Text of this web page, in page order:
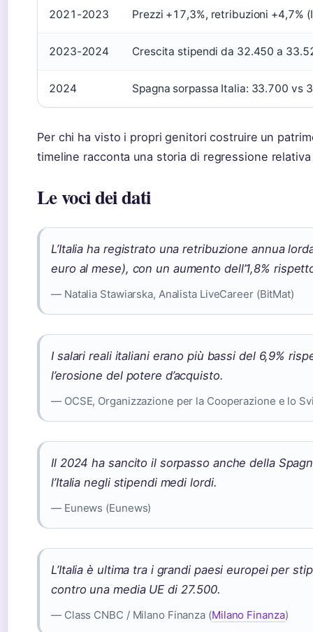
2021-2023 Prezzi +17,3%, retribuzioni +4,7%
2023-2024 Crescita stipendi da 32.450 a
2024 Spagna sorpassa Italia: 33.700 vs
Per chi ha visto i propri genitori costruire un
timeline racconta una storia di regressione
Le voci dei dati
L’Italia ha registrato una retribuzione annua
euro al mese), con un aumento dell’1,8%
— Natalia Stawiarska, Analista LiveCareer (BitMat)
I salari reali italiani erano più bassi del 6,9%
l’erosione del potere d’acquisto.
— OCSE, Organizzazione per la Cooperazione e lo
Il 2024 ha sancito il sorpasso anche della
l’Italia negli stipendi medi lordi.
— Eunews (Eunews)
L’Italia è ultima tra i grandi paesi europei per
contro una media UE di 27.500.
— Class CNBC / Milano Finanza (Milano Finanza)